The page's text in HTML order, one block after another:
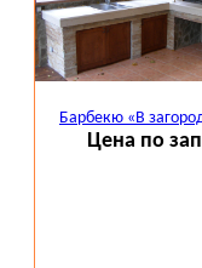
Барбекю «В
Цена по